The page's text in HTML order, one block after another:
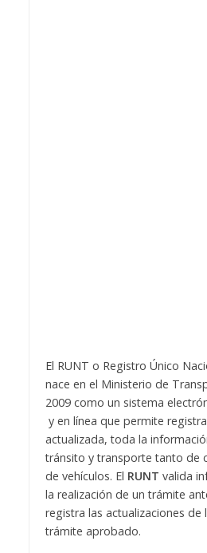
El RUNT o Registro Único
nace en el Ministerio de
2009 como un sistema
y en línea que permite
actualizada, toda la
tránsito y transporte tanto de
de vehículos. El RUNT valida
la realización de un trámite
registra las actualizaciones de
trámite aprobado.